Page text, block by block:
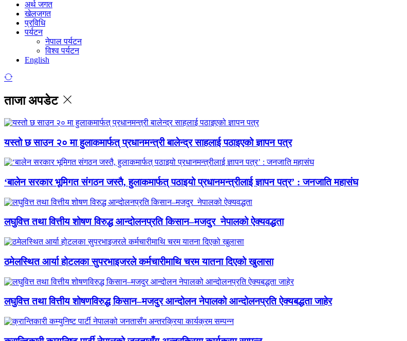
अर्थ जगत
खेलजगत
प्रविधि
पर्यटन
नेपाल पर्यटन
विश्व पर्यटन
English
ताजा अपडेट
यस्तो छ साउन २० मा हुलाकमार्फत् प्रधानमन्त्री बालेन्द्र साहलाई पठाइएको ज्ञापन पत्र
‘बालेन सरकार भूमिगत संगठन जस्तै, हुलाकमार्फत् पठाइयो प्रधानमन्त्रीलाई ज्ञापन पत्र’ : जनजाति महासंघ
लघुवित्त तथा वित्तीय शोषण विरुद्ध आन्दोलनप्रति किसान–मजदुर नेपालको ऐक्यवद्धता
ठमेलस्थित आर्या होटलका सुपरभाइजरले कर्मचारीमाथि चरम यातना दिएको खुलासा
लघुवित्त तथा वित्तीय शोषणविरुद्ध किसान–मजदुर आन्दोलन नेपालको आन्दोलनप्रति ऐक्यबद्धता जाहेर